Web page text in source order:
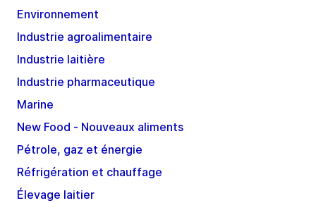
Environnement
Industrie agroalimentaire
Industrie laitière
Industrie pharmaceutique
Marine
New Food - Nouveaux aliments
Pétrole, gaz et énergie
Réfrigération et chauffage
Élevage laitier